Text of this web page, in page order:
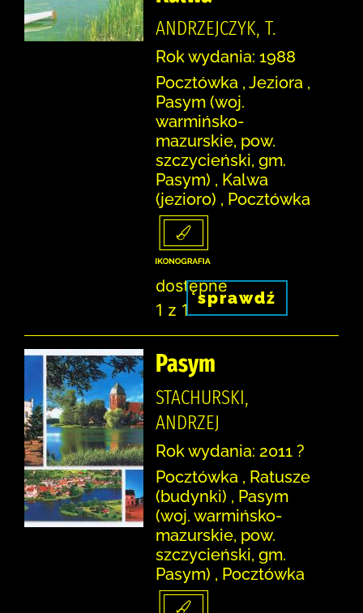
ANDRZEJCZYK, T.
Rok wydania: 1988
Pocztówka , Jeziora ,
Pasym (woj.
warmińsko-
mazurskie, pow.
szczycieński, gm.
Pasym) , Kalwa
(jezioro) , Pocztówka
dostępne
1 z 1
sprawdź
Pasym
STACHURSKI,
ANDRZEJ
Rok wydania: 2011 ?
Pocztówka , Ratusze
(budynki) , Pasym
(woj. warmińsko-
mazurskie, pow.
szczycieński, gm.
Pasym) , Pocztówka